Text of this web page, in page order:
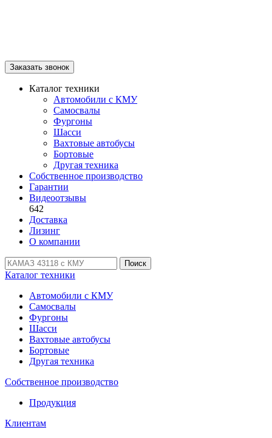
Заказать звонок
Каталог техники
Автомобили с КМУ
Самосвалы
Фургоны
Шасси
Вахтовые автобусы
Бортовые
Другая техника
Собственное производство
Гарантии
Видеоотзывы
642
Доставка
Лизинг
О компании
Поиск
Каталог техники
Автомобили с КМУ
Самосвалы
Фургоны
Шасси
Вахтовые автобусы
Бортовые
Другая техника
Собственное производство
Продукция
Клиентам